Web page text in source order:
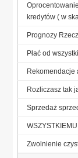
kredytów ( w
Prognozy
Płać od
Rekomendacje
Rozliczasz tak
Sprzedaż
Zwolnienie